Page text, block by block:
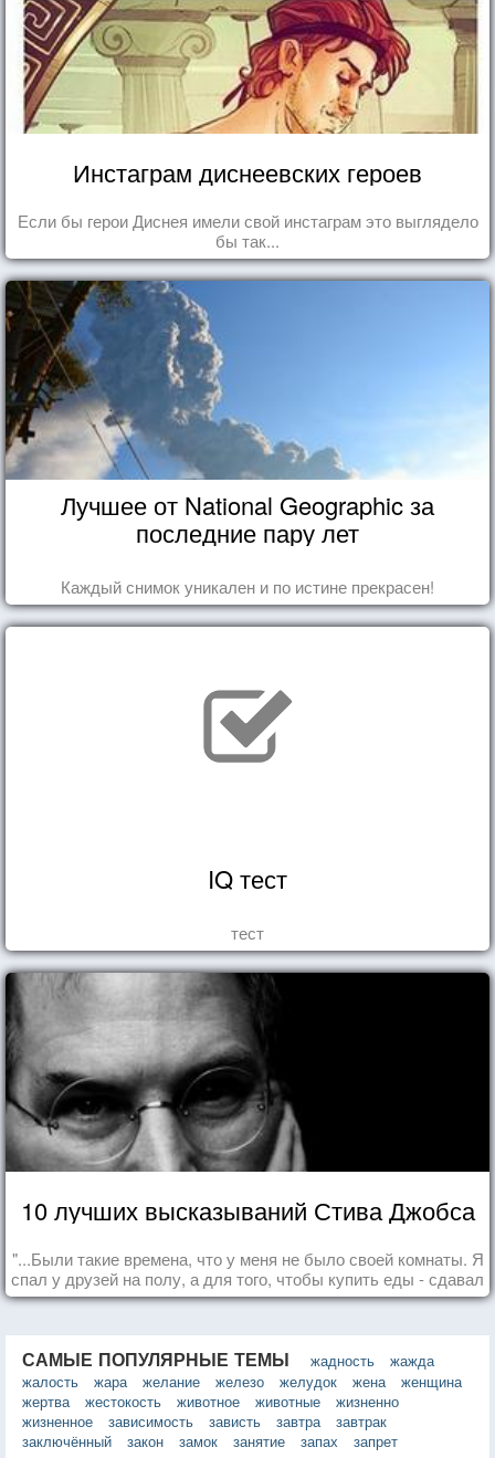
Инстаграм диснеевских героев
Если бы герои Диснея имели свой инстаграм это выглядело
бы так...
Лучшее от National Geographic за
последние пару лет
Каждый снимок уникален и по истине прекрасен!
IQ тест
тест
10 лучших высказываний Стива Джобса
"...Были такие времена, что у меня не было своей комнаты. Я
спал у друзей на полу, а для того, чтобы купить еды - сдавал
бутылки из под кока-колы"
САМЫЕ ПОПУЛЯРНЫЕ ТЕМЫ жадность
жажда
жалость
жара желание железо желудок жена
женщина
жертва
жестокость животное животные
жизненно
жизненное
зависимость зависть завтра
завтрак
заключённый
закон замок занятие запах
запрет